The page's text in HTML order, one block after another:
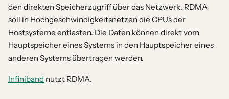
den direkten Speicherzugriff über das Netzwerk. RDMA
soll in Hochgeschwindigkeitsnetzen die CPUs der
Hostsysteme entlasten. Die Daten können direkt vom
Hauptspeicher eines Systems in den Hauptspeicher eines
anderen Systems übertragen werden.
Infiniband nutzt RDMA.